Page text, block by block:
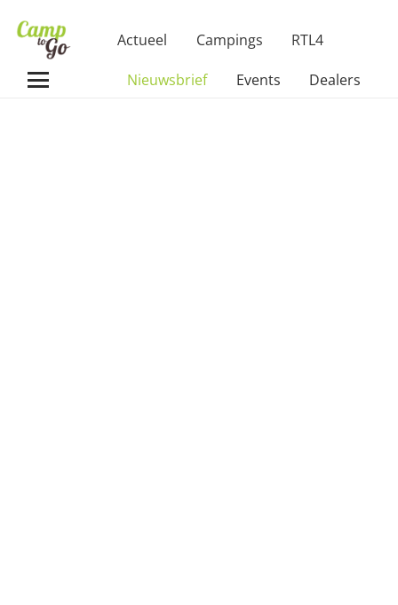
Actueel Campings RTL4
Nieuwsbrief Events Dealers